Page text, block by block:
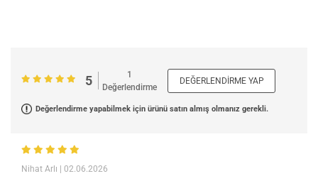
5
1
Değerlendirme
DEĞERLENDIRME YAP
Değerlendirme yapabilmek için ürünü satın almış olmanız gerekli.
Nihat Arlı | 02.06.2026